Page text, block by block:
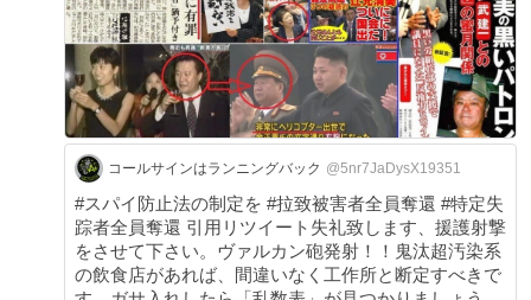
コールサインはランニングバック @5nr7JaDysX19351
#スパイ防止法の制定を #拉致被害者全員奪還 #特定失
踪者全員奪還 引用リツイート失礼致します、援護射撃
をさせて下さい。ヴァルカン砲発射！！鬼汰超汚染系
の飲食店があれば、間違いなく工作所と断定すべきで